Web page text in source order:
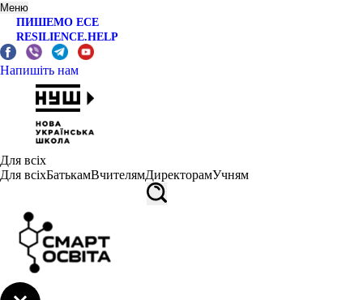
Меню
ПИШЕМО ЕСЕ
RESILIENCE.HELP
Напишіть нам
Для всіх
Для всіхБатькамВчителямДиректорамУчням